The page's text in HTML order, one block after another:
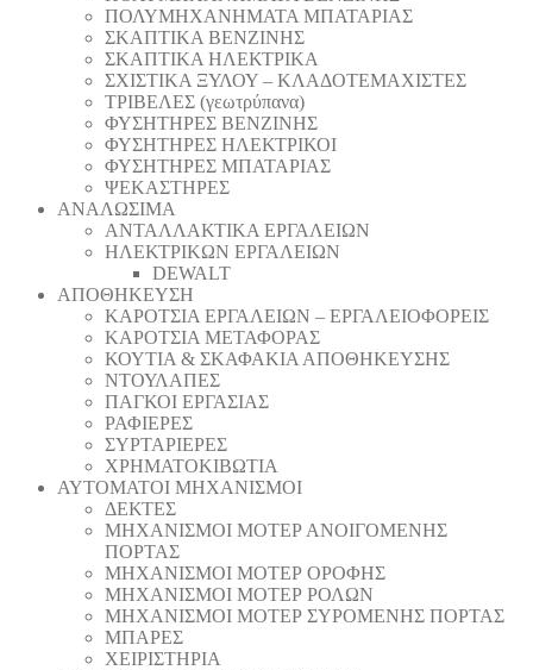
ΠΟΛΥΜΗΧΑΝΗΜΑΤΑ ΜΠΑΤΑΡΙΑΣ
ΣΚΑΠΤΙΚΑ ΒΕΝΖΙΝΗΣ
ΣΚΑΠΤΙΚΑ ΗΛΕΚΤΡΙΚΑ
ΣΧΙΣΤΙΚΑ ΞΥΛΟΥ – ΚΛΑΔΟΤΕΜΑΧΙΣΤΕΣ
ΤΡΙΒΕΛΕΣ (γεωτρύπανα)
ΦΥΣΗΤΗΡΕΣ ΒΕΝΖΙΝΗΣ
ΦΥΣΗΤΗΡΕΣ ΗΛΕΚΤΡΙΚΟΙ
ΦΥΣΗΤΗΡΕΣ ΜΠΑΤΑΡΙΑΣ
ΨΕΚΑΣΤΗΡΕΣ
ΑΝΑΛΩΣΙΜΑ
ΑΝΤΑΛΛΑΚΤΙΚΑ ΕΡΓΑΛΕΙΩΝ
ΗΛΕΚΤΡΙΚΩΝ ΕΡΓΑΛΕΙΩΝ
DEWALT
ΑΠΟΘΗΚΕΥΣΗ
ΚΑΡΟΤΣΙΑ ΕΡΓΑΛΕΙΩΝ – ΕΡΓΑΛΕΙΟΦΟΡΕΙΣ
ΚΑΡΟΤΣΙΑ ΜΕΤΑΦΟΡΑΣ
ΚΟΥΤΙΑ & ΣΚΑΦΑΚΙΑ ΑΠΟΘΗΚΕΥΣΗΣ
ΝΤΟΥΛΑΠΕΣ
ΠΑΓΚΟΙ ΕΡΓΑΣΙΑΣ
ΡΑΦΙΕΡΕΣ
ΣΥΡΤΑΡΙΕΡΕΣ
ΧΡΗΜΑΤΟΚΙΒΩΤΙΑ
ΑΥΤΟΜΑΤΟΙ ΜΗΧΑΝΙΣΜΟΙ
ΔΕΚΤΕΣ
ΜΗΧΑΝΙΣΜΟΙ ΜΟΤΕΡ ΑΝΟΙΓΟΜΕΝΗΣ
ΠΟΡΤΑΣ
ΜΗΧΑΝΙΣΜΟΙ ΜΟΤΕΡ ΟΡΟΦΗΣ
ΜΗΧΑΝΙΣΜΟΙ ΜΟΤΕΡ ΡΟΛΩΝ
ΜΗΧΑΝΙΣΜΟΙ ΜΟΤΕΡ ΣΥΡΟΜΕΝΗΣ ΠΟΡΤΑΣ
ΜΠΑΡΕΣ
ΧΕΙΡΙΣΤΗΡΙΑ